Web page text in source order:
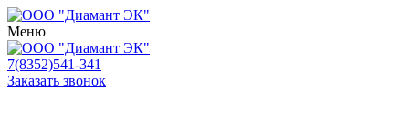
Меню
7(8352)541-341
Заказать звонок